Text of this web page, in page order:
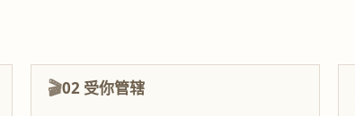
02 受你管辖